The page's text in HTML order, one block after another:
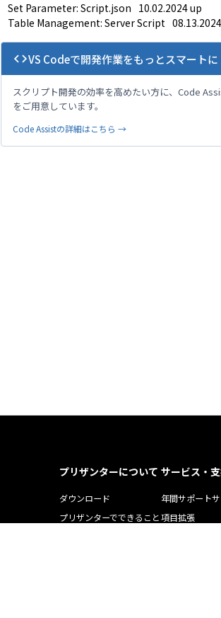
Set Parameter: Script.json 10.02.2024 up
Table Management: Server Script
codeVS Codeで開発作業をもっとスマートに
スクリプト開発の効率を高めたい方に、Code
をご用意しています。
Code Assistの詳細はこちら →
プリザンターについて
ダウンロード
プリザンターでできること
サービス・
年間サポート
項目拡張